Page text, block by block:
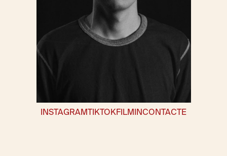
INSTAGRAMTIKTOKFILMINCONTACTE